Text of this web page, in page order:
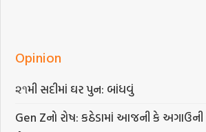
Opinion
૨૧મી સદીમાં ઘર પુન: બાંધવું
Gen Zનો રોષ: કઠેડામાં આજની કે અગાઉની